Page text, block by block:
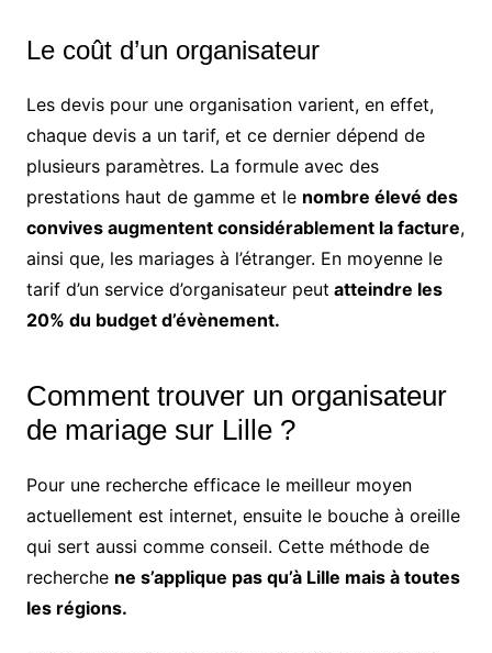
Le coût d’un organisateur
Les devis pour une organisation varient, en effet,
chaque devis a un tarif, et ce dernier dépend de
plusieurs paramètres. La formule avec des
prestations haut de gamme et le nombre élevé des
convives augmentent considérablement la facture,
ainsi que, les mariages à l’étranger. En moyenne le
tarif d’un service d’organisateur peut atteindre les
20% du budget d’évènement.
Comment trouver un organisateur
de mariage sur Lille ?
Pour une recherche efficace le meilleur moyen
actuellement est internet, ensuite le bouche à oreille
qui sert aussi comme conseil. Cette méthode de
recherche ne s’applique pas qu’à Lille mais à toutes
les régions.